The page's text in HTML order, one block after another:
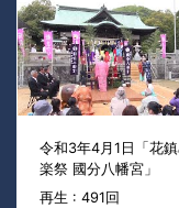
令和3年4月1日「花
楽祭 國分八幡宮」
再生 : 491回